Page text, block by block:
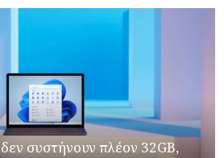
συστήνουν πλέον 32GB,